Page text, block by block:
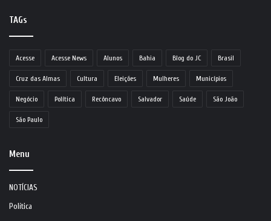
TAGs
Acesse Acesse News Alunos Bahia Blog do JC Brasil
Cruz das Almas Cultura Eleições Mulheres Municípios
Negócio Política Recôncavo Salvador Saúde São João
São Paulo
Menu
NOTÍCIAS
Política